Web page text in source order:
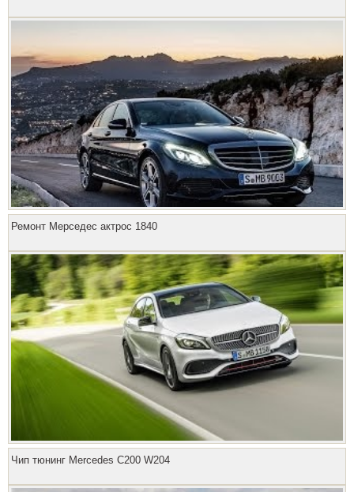
Ремонт Мерседес актрос 1840
Чип тюнинг Mercedes C200 W204